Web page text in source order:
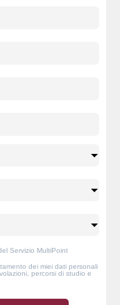
Servizio MultiPoint
dei miei dati personali
percorsi di studio e